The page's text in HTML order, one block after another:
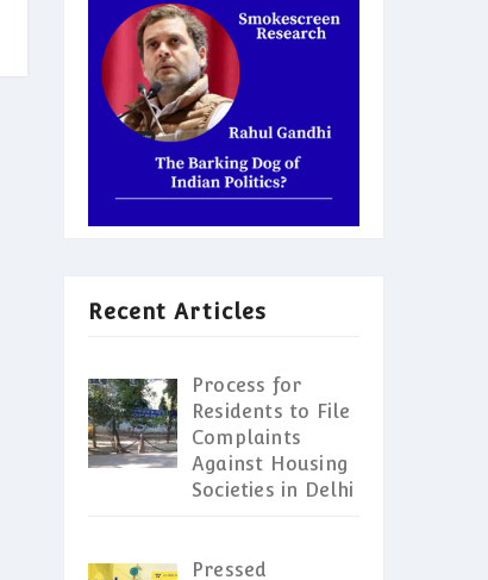
Recent Articles
Process for
Residents to File
Complaints
Against Housing
Societies in Delhi
Pressed